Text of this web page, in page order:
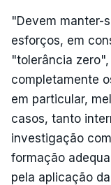
"Devem manter-
esforços, em
"tolerância
completamente
em particular,
casos, tanto
investigação
formação
pela aplicação